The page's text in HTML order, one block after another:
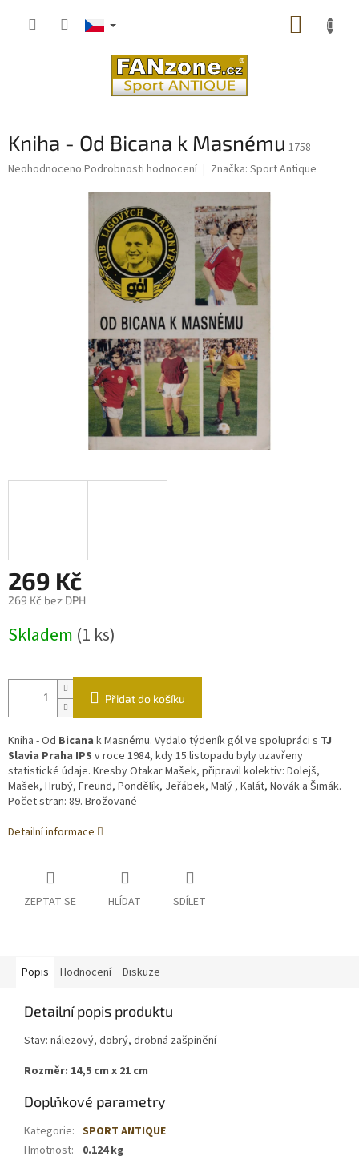
Kniha - Od Bicana k Masnému 1758
Průměrné
Neohodnoceno Podrobnosti hodnocení Značka: Sport Antique
269 Kč
269 Kč bez DPH
cena:
Skladem (1 ks)
Přidat do košíku
Kniha - Od Bicana k Masnému. Vydalo týdeník gól ve spolupráci s TJ
Slavia Praha IPS v roce 1984, kdy 15.listopadu byly uzavřeny
statistické údaje. Kresby Otakar Mašek, připravil kolektiv: Dolejš,
Mašek, Hrubý, Freund, Pondělík, Jeřábek, Malý , Kalát, Novák a Šimák.
Počet stran: 89. Brožované
Detailní informace
ZEPTAT SE HLÍDAT SDÍLET
Popis Hodnocení Diskuze
Detailní popis produktu
Stav: nálezový, dobrý, drobná zašpinění
Rozměr: 14,5 cm x 21 cm
Doplňkové parametry
Kategorie: SPORT ANTIQUE
Hmotnost: 0.124 kg